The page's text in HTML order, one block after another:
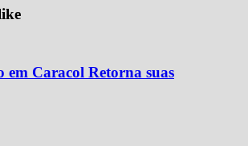
em Caracol Retorna suas